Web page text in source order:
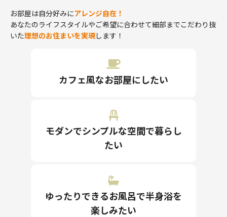
お部屋は自分好みにアレンジ自在！
あなたのライフスタイルやご希望に合わせて細部までこだわり抜
いた理想のお住まいを実現します！
カフェ風なお部屋にしたい
モダンでシンプルな空間で暮らし
たい
ゆったりできるお風呂で半身浴を
楽しみたい